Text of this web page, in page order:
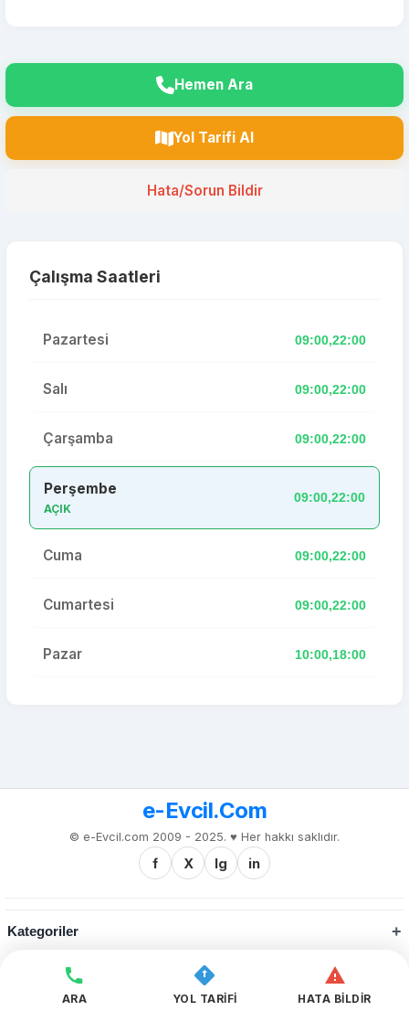
Hemen Ara
Yol Tarifi Al
Hata/Sorun Bildir
Çalışma Saatleri
Pazartesi 09:00,22:00
Salı 09:00,22:00
Çarşamba 09:00,22:00
Perşembe
AÇIK
09:00,22:00
Cuma 09:00,22:00
Cumartesi 09:00,22:00
Pazar 10:00,18:00
ARA YOL TARİFİ HATA BİLDİR
e-Evcil.Com
© e-Evcil.com 2009 - 2025. ♥️ Her hakkı saklıdır.
f X Ig in
Kategoriler
Kurumsal